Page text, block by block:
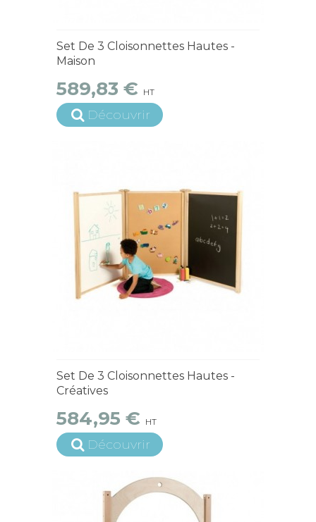
Set De 3 Cloisonnettes Hautes -
Maison
589,83 € HT
Découvrir
Set De 3 Cloisonnettes Hautes -
Créatives
584,95 € HT
Découvrir